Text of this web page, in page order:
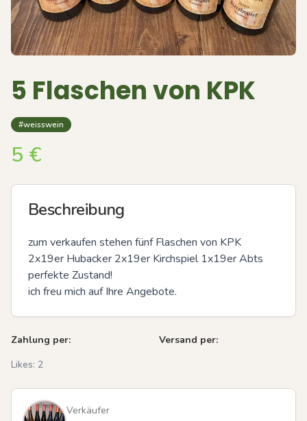
5 Flaschen von KPK
#weisswein
5 €
Beschreibung
zum verkaufen stehen fünf Flaschen von KPK
2x19er Hubacker 2x19er Kirchspiel 1x19er Abts
perfekte Zustand!
ich freu mich auf Ihre Angebote.
Zahlung per:
Versand per:
Likes: 2
Verkäufer